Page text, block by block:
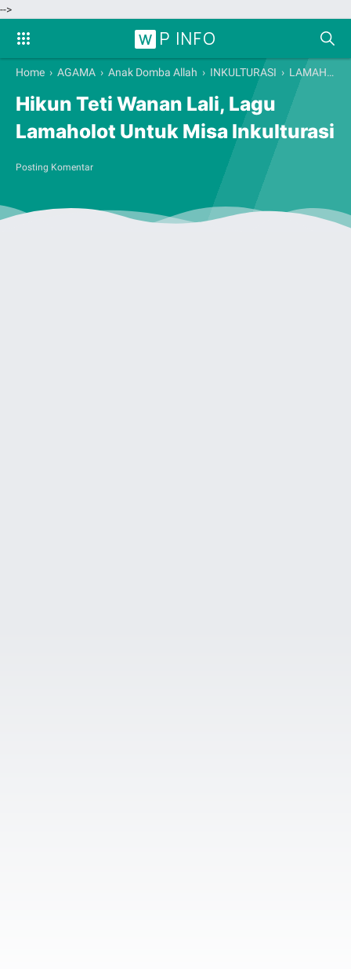
-->
W P INFO
Home › AGAMA › Anak Domba Allah › INKULTURASI › LAMAHOLOT
Hikun Teti Wanan Lali, Lagu
Lamaholot Untuk Misa Inkulturasi
Posting Komentar